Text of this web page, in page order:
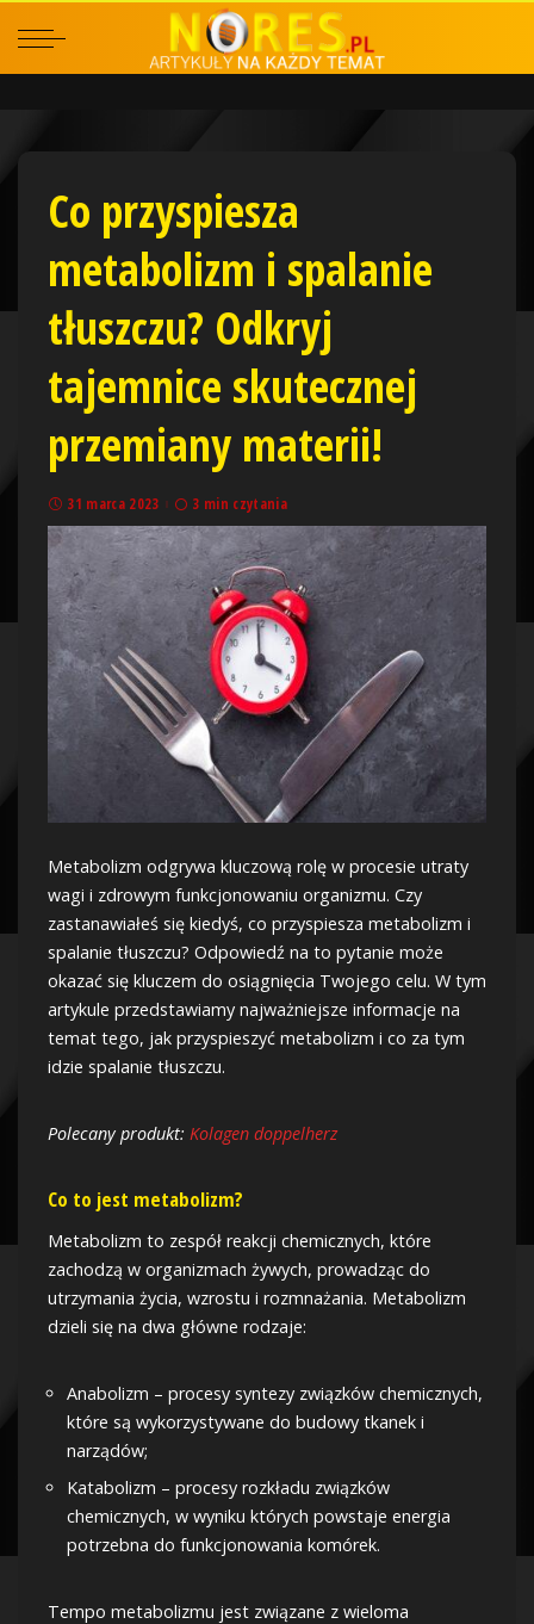
Co przyspiesza
metabolizm i spalanie
tłuszczu? Odkryj
tajemnice skutecznej
przemiany materii!
31 marca 2023 3 min czytania
Metabolizm odgrywa kluczową rolę w procesie utraty
wagi i zdrowym funkcjonowaniu organizmu. Czy
zastanawiałeś się kiedyś, co przyspiesza metabolizm i
spalanie tłuszczu? Odpowiedź na to pytanie może
okazać się kluczem do osiągnięcia Twojego celu. W tym
artykule przedstawiamy najważniejsze informacje na
temat tego, jak przyspieszyć metabolizm i co za tym
idzie spalanie tłuszczu.
Polecany produkt: Kolagen doppelherz
Co to jest metabolizm?
Metabolizm to zespół reakcji chemicznych, które
zachodzą w organizmach żywych, prowadząc do
utrzymania życia, wzrostu i rozmnażania. Metabolizm
dzieli się na dwa główne rodzaje:
Anabolizm – procesy syntezy związków chemicznych,
które są wykorzystywane do budowy tkanek i
narządów;
Katabolizm – procesy rozkładu związków
chemicznych, w wyniku których powstaje energia
potrzebna do funkcjonowania komórek.
Tempo metabolizmu jest związane z wieloma